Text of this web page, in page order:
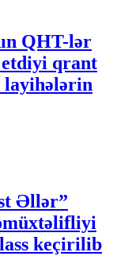
QHT-lər
qrant
layihələrin
Əllər”
keçirilib